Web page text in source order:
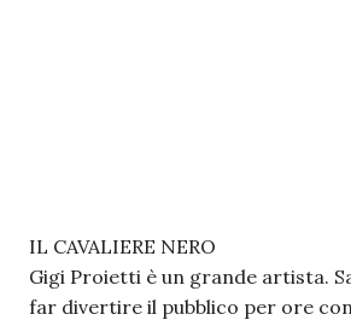
IL CAVALIERE NERO
Gigi Proietti è un grande artista.
far divertire il pubblico per ore